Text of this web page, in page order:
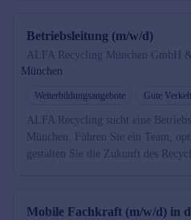
Betriebsleitung (m/w/d)
ALFA Recycling München GmbH
München
Weiterbildungsangebote Gute
ALFA Recycling sucht eine
München. Führen Sie ein Team,
gestalten Sie die Zukunft des
Mobile Fachkraft (m/w/d) in